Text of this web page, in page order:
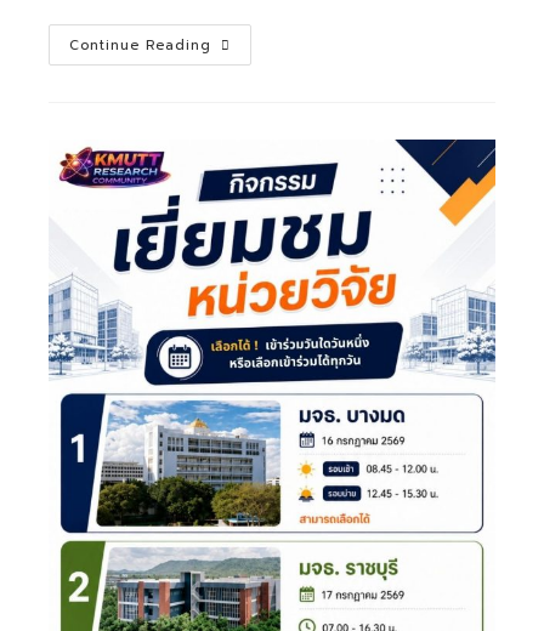
Continue Reading
พัฒนา
เศรษฐกิจ
และ
สังคม
เปิด
รับ
ข้อ
เสนอ
โครงการ
กองทุน
พัฒนา
ดิจิทัล
เพื่อ
เศรษฐกิจ
และ
สังคม
ประจำ